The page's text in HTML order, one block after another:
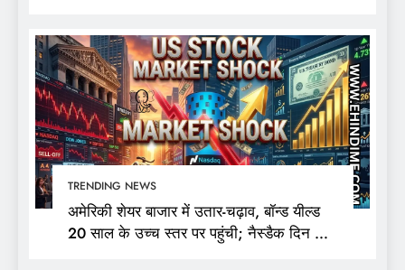
TRENDING NEWS
अमेरिकी शेयर बाजार में उतार-चढ़ाव, बॉन्ड यील्ड
20 साल के उच्च स्तर पर पहुंची; नैस्डैक दिन की